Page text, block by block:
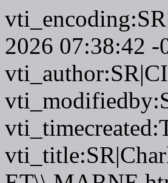
2026 07:38:42 -